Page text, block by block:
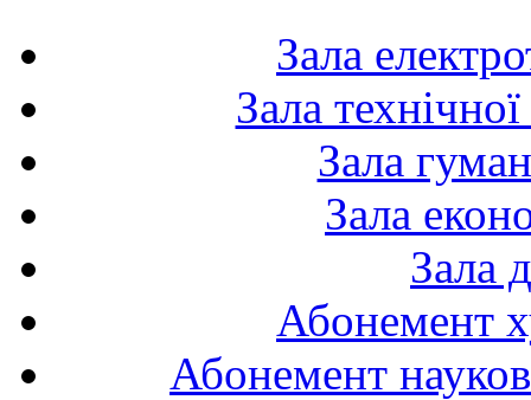
Зала
Зала
Зала
Зала
Зала
Абонемент
Абонемент